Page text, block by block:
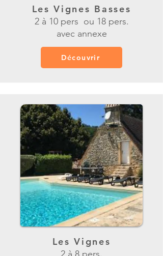
Les Vignes Basses
2 à 10 pers ou 18 pers.
avec annexe
Découvrir
Les Vignes